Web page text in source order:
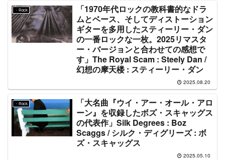
・Rock
「1970年代ロックの教科書的なドラ
ムとベース、そしてディストーション
ギターを多用したスティーリー・ダン
の一番ロックな一枚。2025リマスタ
ー・バージョンと合わせての感想で
す」The Royal Scam : Steely Dan /
幻想の摩天楼 : スティーリー・ダン
2025.08.20
・Rock
「大名曲『ウイ・アー・オール・アロ
ーン』を収録したボズ・スキャッグス
の代表作」Silk Degrees : Boz
Scaggs / シルク・ディグリーズ : ボ
ズ・スキャッグス
2025.05.10